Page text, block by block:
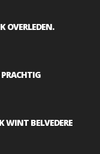
OVERLEDEN.
WINT BELVEDERE